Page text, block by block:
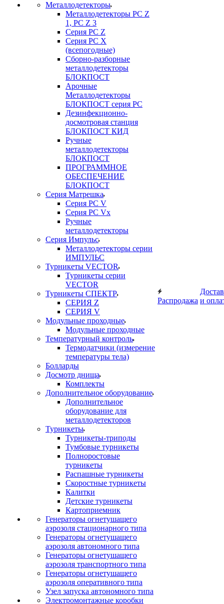
Металлодетекторы
Металлодетекторы РС Z
1, PC Z 3
Серия РС Z
Серия РС X
(всепогодные)
Сборно-разборные
металлодетекторы
БЛОКПОСТ
Арочные
Металлодетекторы
БЛОКПОСТ серия РС
Дезинфекционно-
досмотровая станция
БЛОКПОСТ КИД
Ручные
металлодетекторы
БЛОКПОСТ
ПРОГРАММНОЕ
ОБЕСПЕЧЕНИЕ
БЛОКПОСТ
Серия Матрешка
Серия PC V
Серия PC Vx
Ручные
металлодетекторы
Серия Импульс
Металлодетекторы серии
ИМПУЛЬС
Турникеты VECTOR
Турникеты серии
VECTOR
Турникеты СПЕКТР
СЕРИЯ Z
СЕРИЯ V
Модульные проходные
Модульные проходные
Температурный контроль
Термодатчики (измерение
температуры тела)
Болларды
Досмотр днища
Комплекты
Дополнительное оборудование
Дополнительное
оборудование для
металлодетекторов
Турникеты
Турникеты-триподы
Тумбовые турникеты
Полноростовые
турникеты
Распашные турникеты
Скоростные турникеты
Калитки
Детские турникеты
Картоприемник
Генераторы огнетушащего
аэрозоля стационарного типа
Генераторы огнетушащего
аэрозоля автономного типа
Генераторы огнетушащего
аэрозоля транспортного типа
Генераторы огнетушащего
аэрозоля оперативного типа
Узел запуска автономного типа
Электромонтажные коробки
Распродажа и